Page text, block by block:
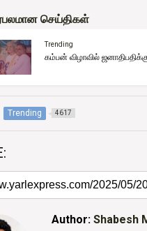
செய்திகள்
Trending
கம்பன் விழாவில் ஜனாதிபதிக்கு
Trending 4617
Author:Shabesh